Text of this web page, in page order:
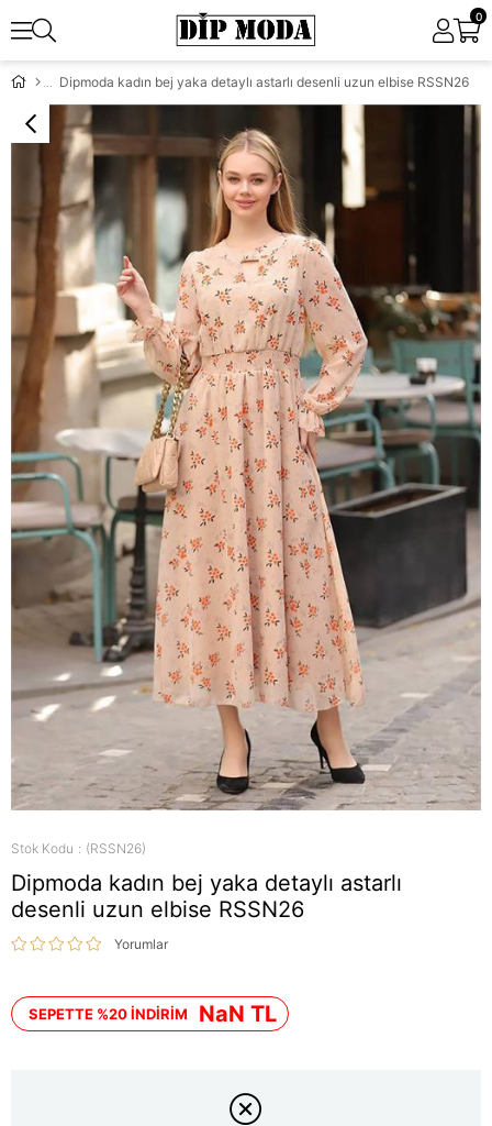
0
Dipmoda kadın bej yaka detaylı astarlı desenli uzun elbise RSSN26
Stok Kodu (RSSN26)
Dipmoda kadın bej yaka detaylı astarlı
desenli uzun elbise RSSN26
Yorumlar
SEPETTE %20 İNDİRİM NaN TL